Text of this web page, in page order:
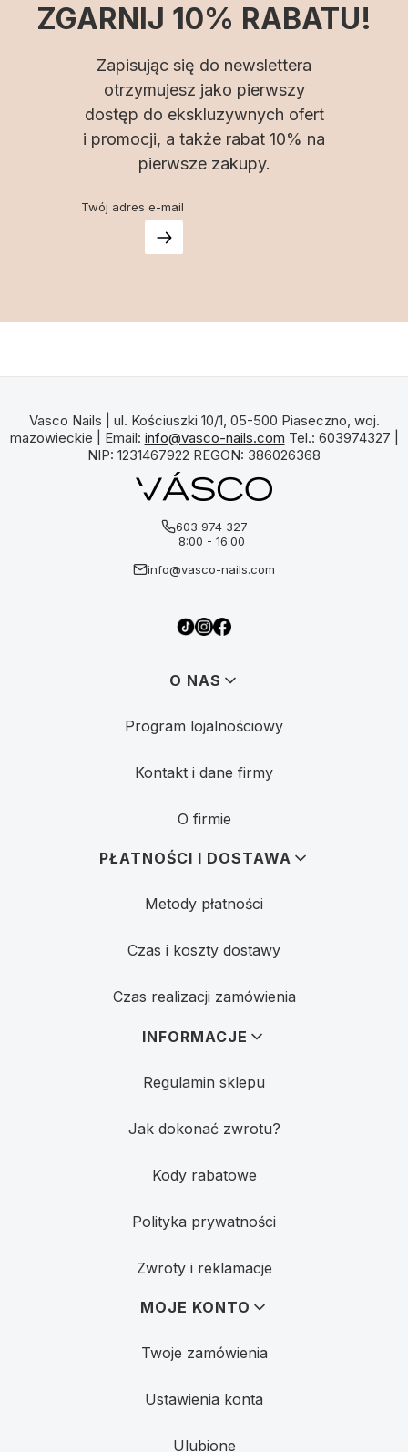
ZGARNIJ 10% RABATU!
Zapisując się do newslettera
otrzymujesz jako pierwszy
dostęp do ekskluzywnych ofert
i promocji, a także rabat 10% na
pierwsze zakupy.
Twój adres e-mail
Vasco Nails | ul. Kościuszki 10/1, 05-500 Piaseczno, woj.
mazowieckie | Email: info@vasco-nails.com Tel.: 603974327 |
NIP: 1231467922 REGON: 386026368
603 974 327
8:00 - 16:00
info@vasco-nails.com
O NAS
Program lojalnościowy
Kontakt i dane firmy
O firmie
PŁATNOŚCI I DOSTAWA
Metody płatności
Czas i koszty dostawy
Czas realizacji zamówienia
INFORMACJE
Regulamin sklepu
Jak dokonać zwrotu?
Kody rabatowe
Polityka prywatności
Zwroty i reklamacje
MOJE KONTO
Twoje zamówienia
Ustawienia konta
Ulubione